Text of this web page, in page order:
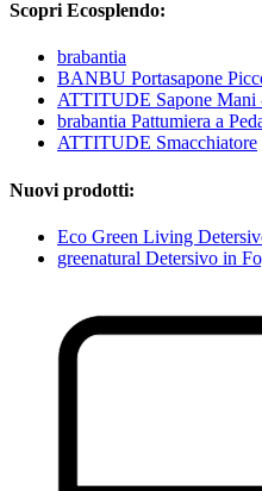
Scopri Ecosplendo:
brabantia
BANBU Portasapone
ATTITUDE Sapone Mani
brabantia Pattumiera a
ATTITUDE Smacchiatore
Nuovi prodotti:
Eco Green Living
greenatural Detersivo in